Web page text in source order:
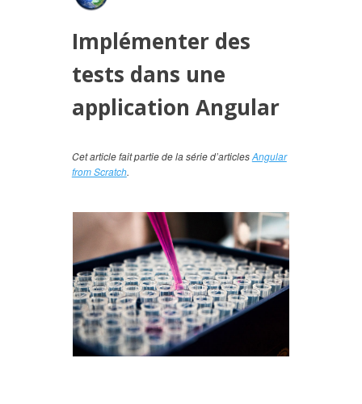
Implémenter des
tests dans une
application Angular
Cet article fait partie de la série d’articlesAngular
from Scratch.